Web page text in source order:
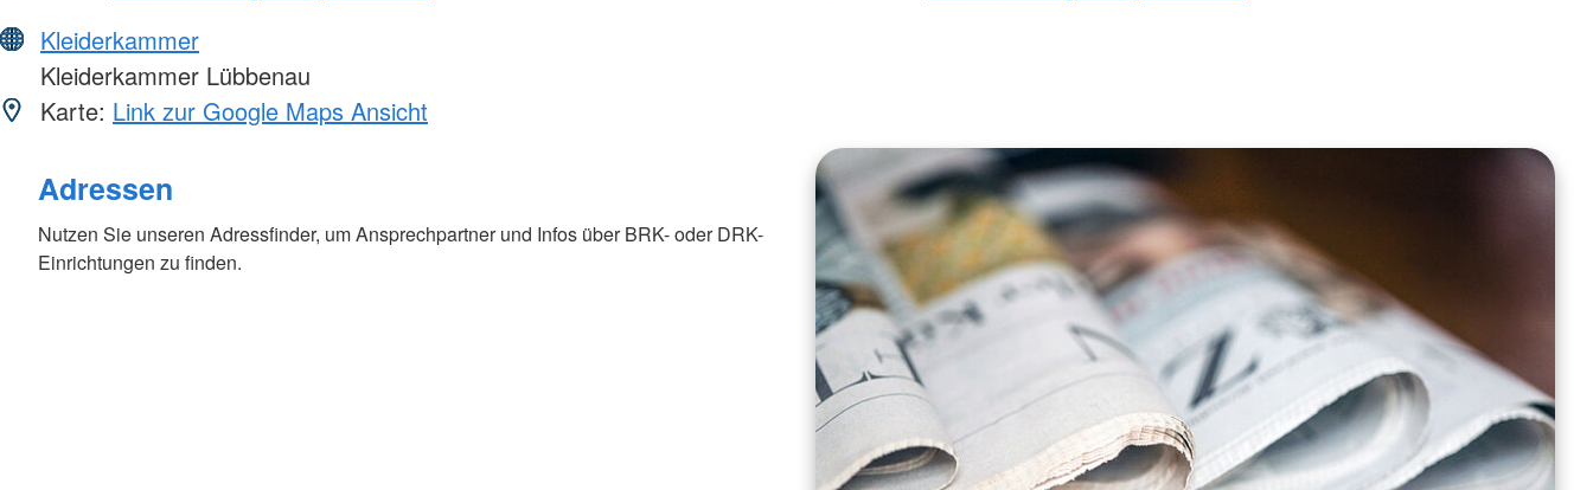
Kleiderkammer
Kleiderkammer Lübbenau
Karte: Link zur Google Maps Ansicht
Adressen
Nutzen Sie unseren Adressfinder, um Ansprechpartner und Infos über BRK- oder DRK-
Einrichtungen zu finden.